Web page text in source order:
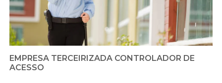
EMPRESA TERCEIRIZADA CONTROLADOR DE
ACESSO